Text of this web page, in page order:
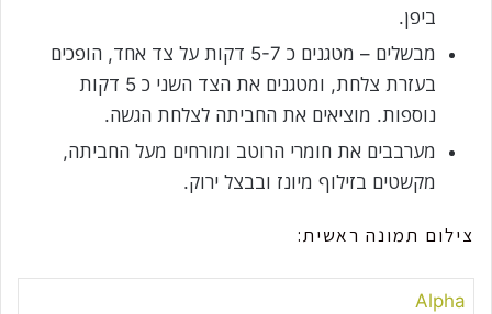
ביפן.
מבשלים – מטגנים כ 5-7 דקות על צד אחד, הופכים
בעזרת צלחת, ומטגנים את הצד השני כ 5 דקות
נוספות. מוציאים את החביתה לצלחת הגשה.
מערבבים את חומרי הרוטב ומורחים מעל החביתה,
מקשטים בזילוף מיונז ובבצל ירוק.
צילום תמונה ראשית:
Alpha